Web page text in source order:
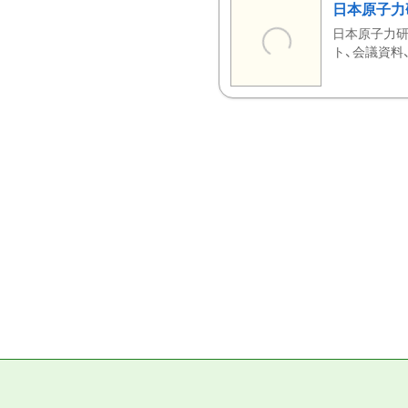
日本原子
日本原子力
ト、会議資